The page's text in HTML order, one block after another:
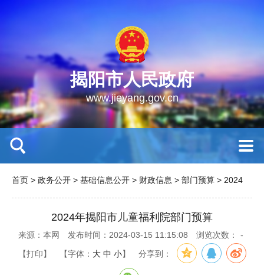
揭阳市人民政府
www.jieyang.gov.cn
首页 > 政务公开 > 基础信息公开 > 财政信息 > 部门预算 > 2024
2024年揭阳市儿童福利院部门预算
来源：本网 发布时间：2024-03-15 11:15:08 浏览次数： -
【打印】 【字体： 大 中 小】 分享到：